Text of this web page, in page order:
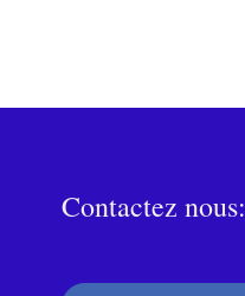
Contactez nous: